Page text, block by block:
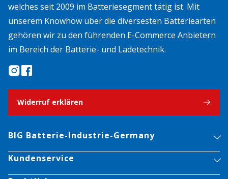
welches seit 2009 im Batteriesegment tätig ist. Mit
unserem Knowhow über die diversesten Batteriearten
gehören wir zu den führenden E-Commerce Anbietern
im Bereich der Batterie- und Ladetechnik.
Widerruf erklären
BIG Batterie-Industrie-Germany
Kundenservice